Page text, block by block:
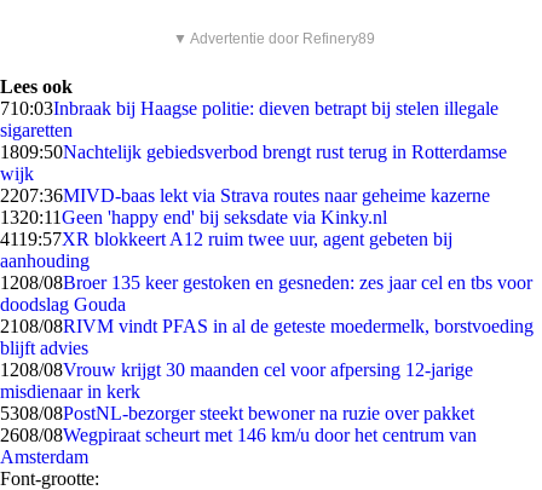
▼ Advertentie door Refinery89
Lees ook
710:03Inbraak bij Haagse politie: dieven betrapt bij stelen illegale
sigaretten
1809:50Nachtelijk gebiedsverbod brengt rust terug in Rotterdamse
wijk
2207:36MIVD-baas lekt via Strava routes naar geheime kazerne
1320:11Geen 'happy end' bij seksdate via Kinky.nl
4119:57XR blokkeert A12 ruim twee uur, agent gebeten bij
aanhouding
1208/08Broer 135 keer gestoken en gesneden: zes jaar cel en tbs voor
doodslag Gouda
2108/08RIVM vindt PFAS in al de geteste moedermelk, borstvoeding
blijft advies
1208/08Vrouw krijgt 30 maanden cel voor afpersing 12-jarige
misdienaar in kerk
5308/08PostNL-bezorger steekt bewoner na ruzie over pakket
2608/08Wegpiraat scheurt met 146 km/u door het centrum van
Amsterdam
Font-grootte: